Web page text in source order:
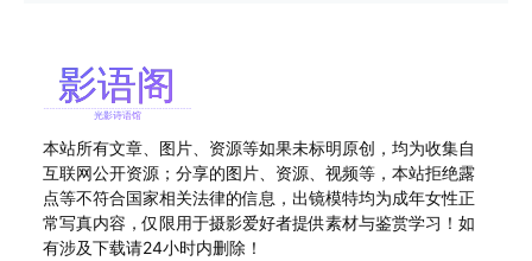
本站所有文章、图片、资源等如果未标明原创，均为收集自
互联网公开资源；分享的图片、资源、视频等，本站拒绝露
点等不符合国家相关法律的信息，出镜模特均为成年女性正
常写真内容，仅限用于摄影爱好者提供素材与鉴赏学习！如
有涉及下载请24小时内删除！